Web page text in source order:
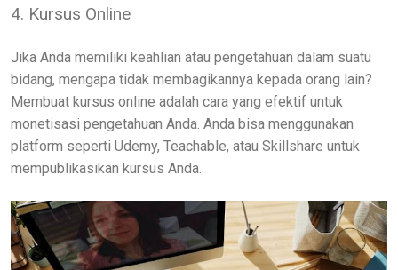
4. Kursus Online
Jika Anda memiliki keahlian atau pengetahuan dalam suatu
bidang, mengapa tidak membagikannya kepada orang lain?
Membuat kursus online adalah cara yang efektif untuk
monetisasi pengetahuan Anda. Anda bisa menggunakan
platform seperti Udemy, Teachable, atau Skillshare untuk
mempublikasikan kursus Anda.